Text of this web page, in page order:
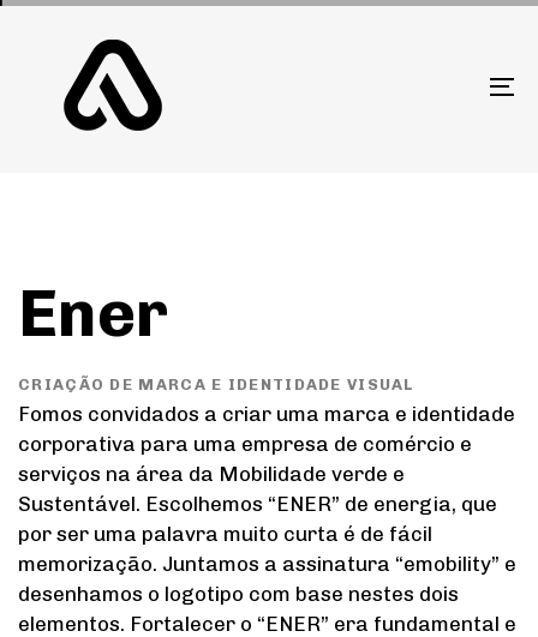
primary
navigation
Ener
CRIAÇÃO DE MARCA E IDENTIDADE VISUAL
Fomos convidados a criar uma marca e identidade
corporativa para uma empresa de comércio e
serviços na área da Mobilidade verde e
Sustentável. Escolhemos “ENER” de energia, que
por ser uma palavra muito curta é de fácil
memorização. Juntamos a assinatura “emobility” e
desenhamos o logotipo com base nestes dois
elementos. Fortalecer o “ENER” era fundamental e